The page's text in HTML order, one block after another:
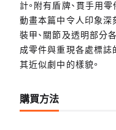
計。附有盾牌、貫手用
動畫本篇中令人印象深
裝甲、關節及透明部分
成零件與重現各處標誌
其近似劇中的樣貌。
購買方法